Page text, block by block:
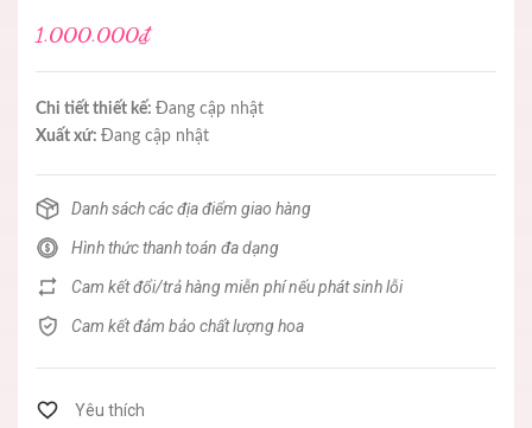
1.000.000₫
Chi tiết thiết kế: Đang cập nhật
Xuất xứ: Đang cập nhật
Danh sách các địa điểm giao hàng
Hình thức thanh toán đa dạng
Cam kết đổi/trả hàng miễn phí nếu phát sinh lỗi
Cam kết đảm bảo chất lượng hoa